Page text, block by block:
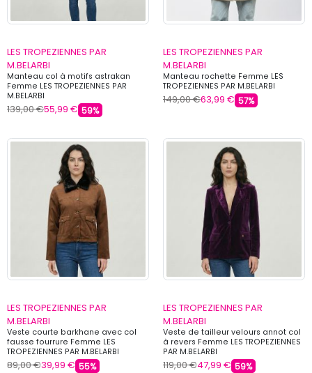
LES TROPEZIENNES PAR
M.BELARBI
Manteau col à motifs astrakan
Femme LES TROPEZIENNES PAR
M.BELARBI
139,00 €55,99 € 59%
LES TROPEZIENNES PAR
M.BELARBI
Manteau rochette Femme LES
TROPEZIENNES PAR M.BELARBI
149,00 €63,99 € 57%
LES TROPEZIENNES PAR
M.BELARBI
Veste courte barkhane avec col
fausse fourrure Femme LES
TROPEZIENNES PAR M.BELARBI
89,00 €39,99 € 55%
LES TROPEZIENNES PAR
M.BELARBI
Veste de tailleur velours annot col
à revers Femme LES TROPEZIENNES
PAR M.BELARBI
119,00 €47,99 € 59%